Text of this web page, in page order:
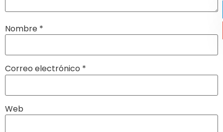
Nombre *
Correo electrónico *
Web